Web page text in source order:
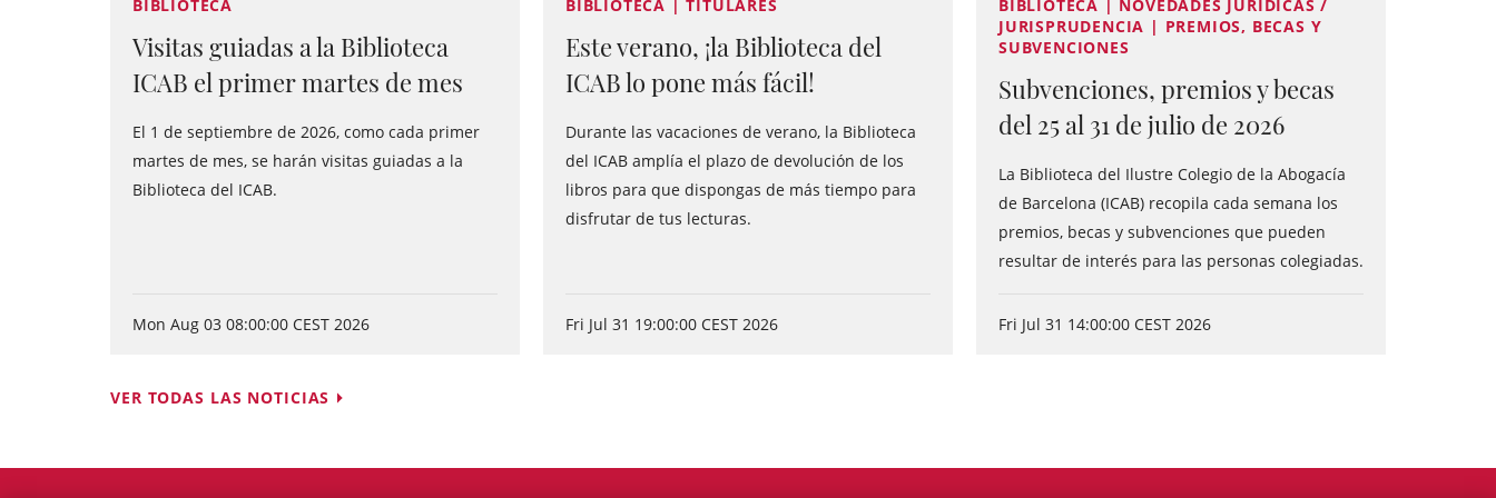
BIBLIOTECA
Visitas guiadas a la Biblioteca
ICAB el primer martes de mes
El 1 de septiembre de 2026, como cada primer
martes de mes, se harán visitas guiadas a la
Biblioteca del ICAB.
Mon Aug 03 08:00:00 CEST 2026
BIBLIOTECA | TITULARES
Este verano, ¡la Biblioteca del
ICAB lo pone más fácil!
Durante las vacaciones de verano, la Biblioteca
del ICAB amplía el plazo de devolución de los
libros para que dispongas de más tiempo para
disfrutar de tus lecturas.
Fri Jul 31 19:00:00 CEST 2026
BIBLIOTECA | NOVEDADES JURÍDICAS /
JURISPRUDENCIA | PREMIOS, BECAS Y
SUBVENCIONES
Subvenciones, premios y becas
del 25 al 31 de julio de 2026
La Biblioteca del Ilustre Colegio de la Abogacía
de Barcelona (ICAB) recopila cada semana los
premios, becas y subvenciones que pueden
resultar de interés para las personas colegiadas.
Fri Jul 31 14:00:00 CEST 2026
VER TODAS LAS NOTICIAS